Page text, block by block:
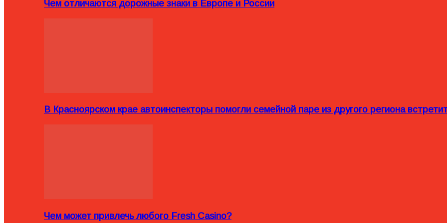
Чем отличаются дорожные знаки в Европе и России
В Красноярском крае автоинспекторы помогли семейной паре из другого региона
Чем может привлечь любого Fresh Casino?